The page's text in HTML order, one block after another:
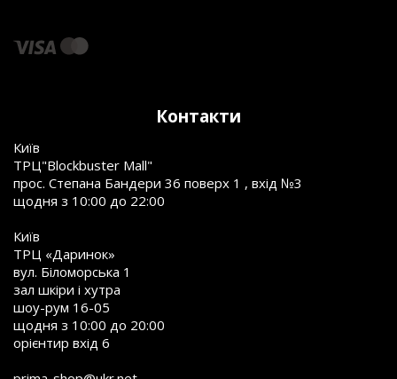
Контакти
Київ
ТРЦ"Blockbuster Mall"
прос. Степана Бандери 36 поверх 1 , вхід №3
щодня з 10:00 до 22:00
Київ
ТРЦ «Даринок»
вул. Біломорська 1
зал шкіри і хутра
шоу-рум 16-05
щодня з 10:00 до 20:00
орієнтир вхід 6